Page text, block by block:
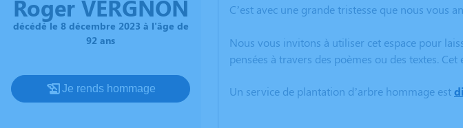
Roger VERGNON
décédé le 8 décembre 2023 à l'âge de
92 ans
Je rends hommage
C’est avec une grande tristesse que nous vous
Nous vous invitons à utiliser cet espace pour
pensées à travers des poèmes ou des textes.
Un service de plantation d’arbre hommage est